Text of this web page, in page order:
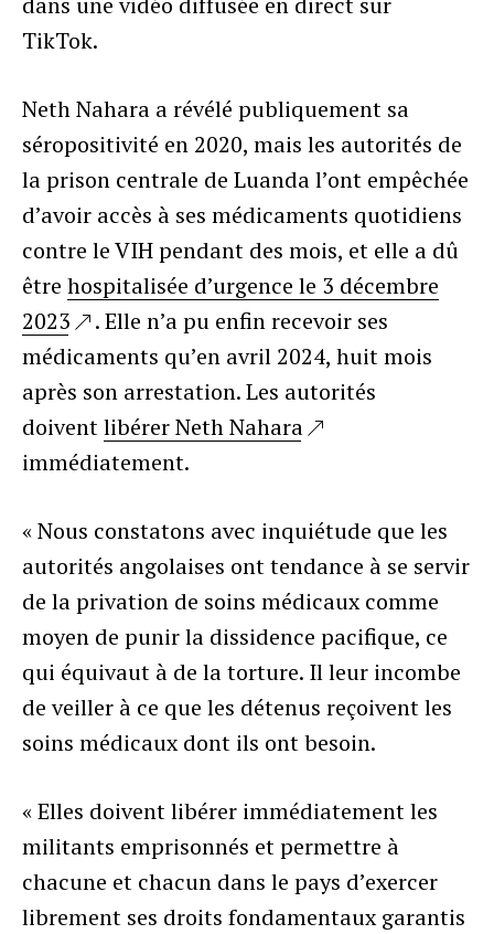
TikTok.
Neth Nahara a révélé publiquement sa
séropositivité en 2020, mais les autorités de
la prison centrale de Luanda l’ont empêchée
d’avoir accès à ses médicaments quotidiens
contre le VIH pendant des mois, et elle a dû
être hospitalisée d’urgence le 3 décembre
2023
. Elle n’a pu enfin recevoir ses
médicaments qu’en avril 2024, huit mois
après son arrestation. Les autorités
doiventlibérer Neth Nahara
immédiatement.
« Nous constatons avec inquiétude que les
autorités angolaises ont tendance à se servir
de la privation de soins médicaux comme
moyen de punir la dissidence pacifique, ce
qui équivaut à de la torture. Il leur incombe
de veiller à ce que les détenus reçoivent les
soins médicaux dont ils ont besoin.
« Elles doivent libérer immédiatement les
militants emprisonnés et permettre à
chacune et chacun dans le pays d’exercer
librement ses droits fondamentaux garantis